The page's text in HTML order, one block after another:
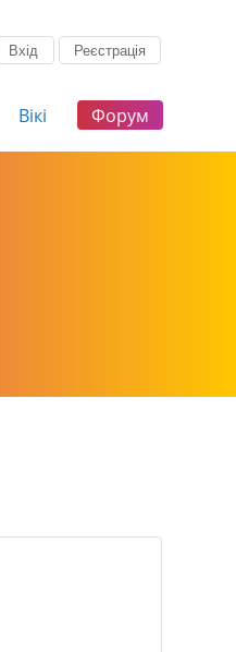
Вхід Реєстрація
Вікі Форум